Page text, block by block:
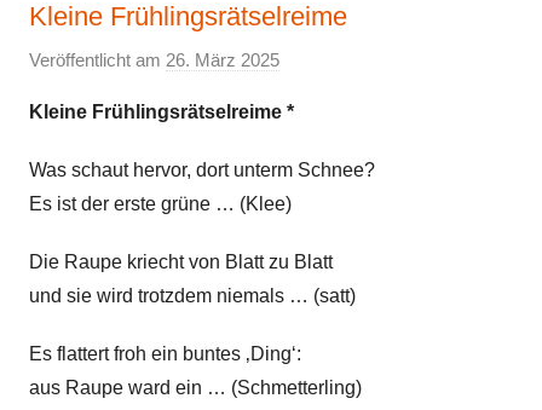
Kleine Frühlingsrätselreime
Veröffentlicht am 26. März 2025
n
k
Kleine Frühlingsrätselreime *
Was schaut hervor, dort unterm Schnee?
Es ist der erste grüne … (Klee)
Die Raupe kriecht von Blatt zu Blatt
und sie wird trotzdem niemals … (satt)
Es flattert froh ein buntes ‚Ding‘:
aus Raupe ward ein … (Schmetterling)